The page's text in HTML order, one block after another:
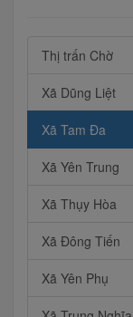
Thị trấn Chờ
Xã Dũng Liệt
Xã Tam Đa
Xã Yên Trung
Xã Thụy Hòa
Xã Đông Tiến
Xã Yên Phụ